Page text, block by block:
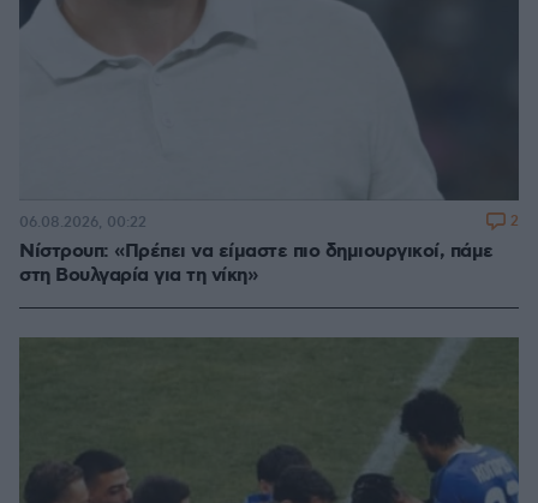
Νίστρουπ: «Πρέπει να είμαστε πιο δημιουργικοί, πάμε
στη Βουλγαρία για τη νίκη»
06.08.2026, 00:22 2